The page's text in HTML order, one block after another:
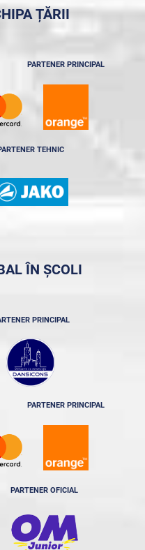
ȚĂRII
PARTENER PRINCIPAL
TEHNIC
ÎN ȘCOLI
PRINCIPAL
PARTENER PRINCIPAL
PARTENER OFICIAL